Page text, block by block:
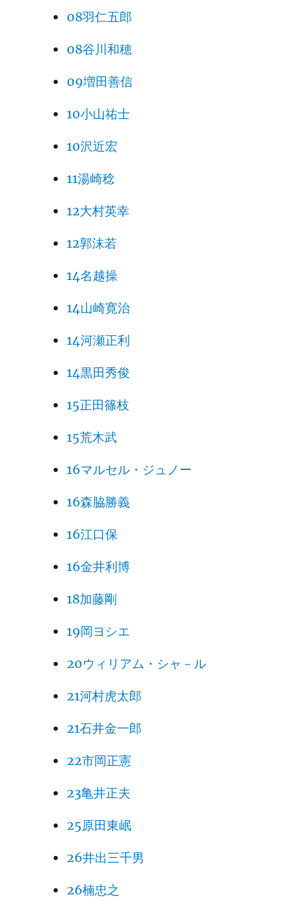
08羽仁五郎
08谷川和穂
09増田善信
10小山祐士
10沢近宏
11湯崎稔
12大村英幸
12郭沫若
14名越操
14山崎寛治
14河瀬正利
14黒田秀俊
15正田篠枝
15荒木武
16マルセル・ジュノー
16森脇勝義
16江口保
16金井利博
18加藤剛
19岡ヨシエ
20ウィリアム・シャ－ル
21河村虎太郎
21石井金一郎
22市岡正憲
23亀井正夫
25原田東岷
26井出三千男
26楠忠之